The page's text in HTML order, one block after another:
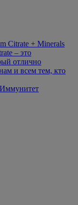
Citrate + Minerals
– это
отлично
и всем тем, кто
Иммунитет